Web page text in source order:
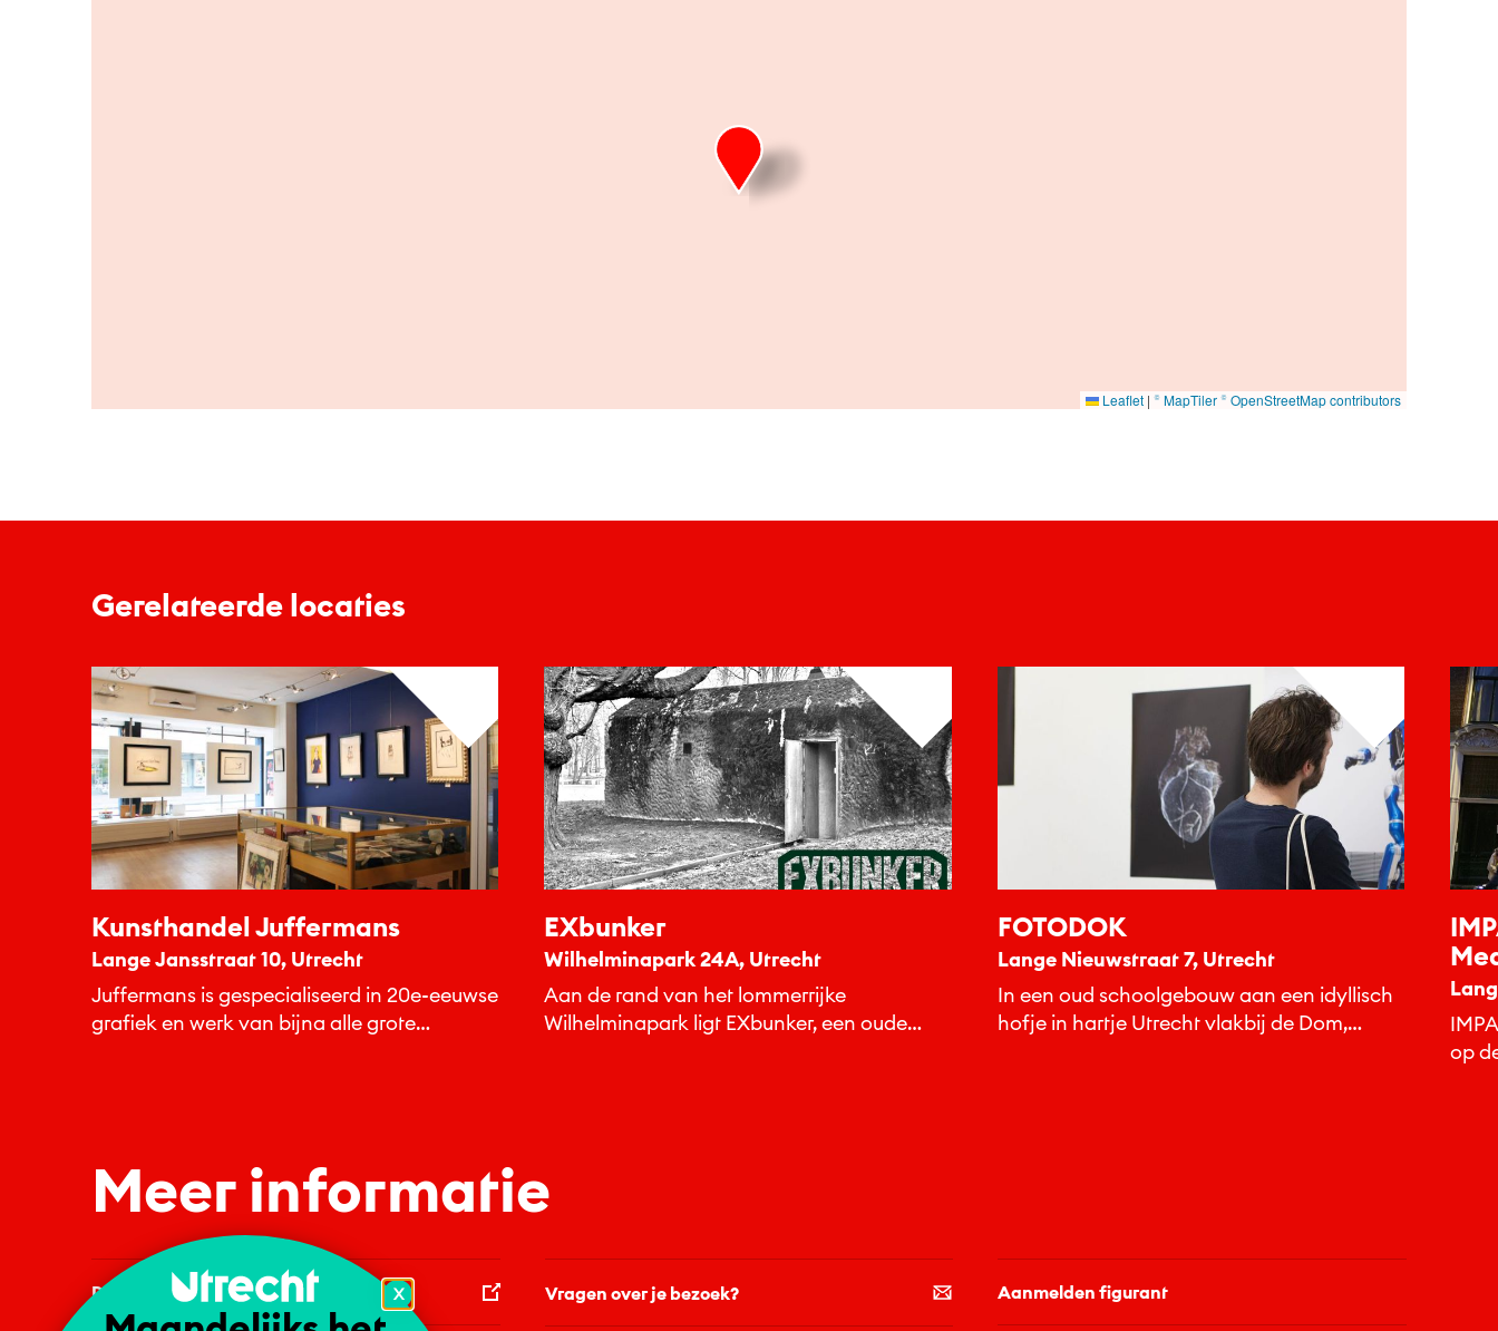
Leaflet | © MapTiler© OpenStreetMap contributors
Gerelateerde locaties
Kunsthandel Juffermans
Lange Jansstraat 10, Utrecht
Juffermans is gespecialiseerd in 20e-eeuwse
grafiek en werk van bijna alle grote
EXbunker
Wilhelminapark 24A, Utrecht
Aan de rand van het lommerrijke
Wilhelminapark ligt EXbunker, een oude
FOTODOK
Lange Nieuwstraat 7, Utrecht
In een oud schoolgebouw aan een idyllisch
hofje in hartje Utrecht vlakbij de Dom,
op
Meer informatie
Domtoren Vragen over je bezoek? Aanmelden figurant
X